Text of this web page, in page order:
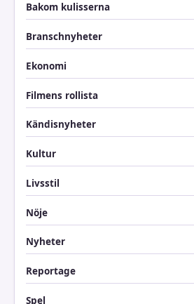
Bakom kulisserna
Branschnyheter
Ekonomi
Filmens rollista
Kändisnyheter
Kultur
Livsstil
Nöje
Nyheter
Reportage
Spel